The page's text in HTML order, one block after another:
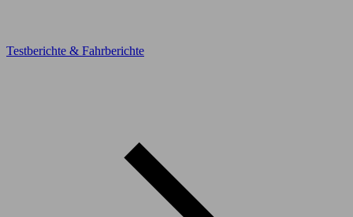
Testberichte & Fahrberichte